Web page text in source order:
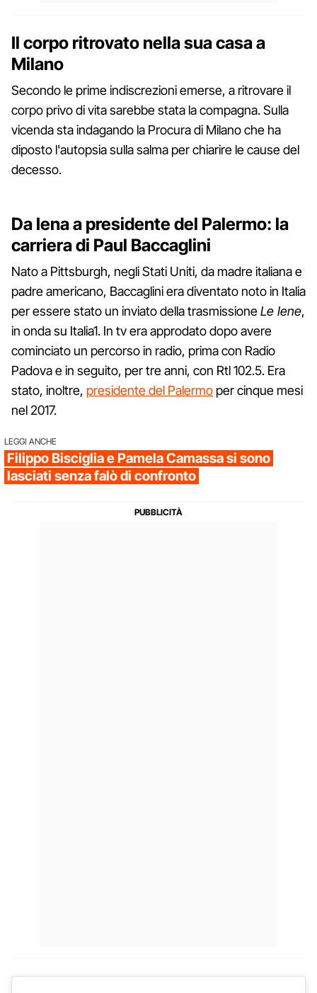
Il corpo ritrovato nella sua casa a
Milano
Secondo le prime indiscrezioni emerse, a ritrovare il
corpo privo di vita sarebbe stata la compagna. Sulla
vicenda sta indagando la Procura di Milano che ha
diposto l'autopsia sulla salma per chiarire le cause del
decesso.
Da Iena a presidente del Palermo: la
carriera di Paul Baccaglini
Nato a Pittsburgh, negli Stati Uniti, da madre italiana e
padre americano, Baccaglini era diventato noto in Italia
per essere stato un inviato della trasmissioneLe Iene,
in onda su Italia1. In tv era approdato dopo avere
cominciato un percorso in radio, prima con Radio
Padova e in seguito, per tre anni, con Rtl 102.5. Era
stato, inoltre, presidente del Palermo per cinque mesi
nel 2017.
LEGGI ANCHE
Filippo Bisciglia e Pamela Camassa si sono
lasciati senza falò di confronto